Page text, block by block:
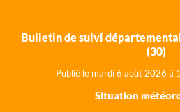
Bulletin de suivi
(30)
Publié le mardi 6 août 2026 à
Situation